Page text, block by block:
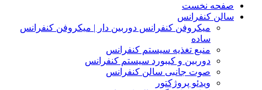
صفحه نخست
سالن کنفرانس
میکروفن کنفرانس دوربین دار | میکروفن کنفرانس
ساده
منبع تغذیه سیستم کنفرانس
دوربین و کیبورد سیستم کنفرانس
صوت جانبی سالن کنفرانس
ویدئو پروژکتور